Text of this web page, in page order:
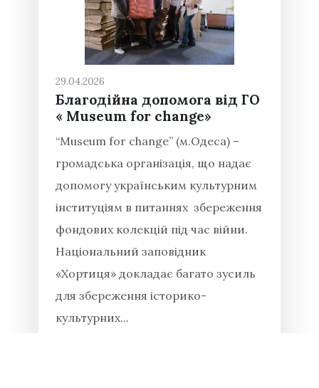
29.04.2026
Благодійна допомога від ГО
« Museum for change»
“Museum for change” (м.Одеса) –
громадська організація, що надає
допомогу українським культурним
інституціям в питаннях збереження
фондових колекцій під час війни.
Національний заповідник
«Хортиця» докладає багато зусиль
для збереження історико-
культурних...